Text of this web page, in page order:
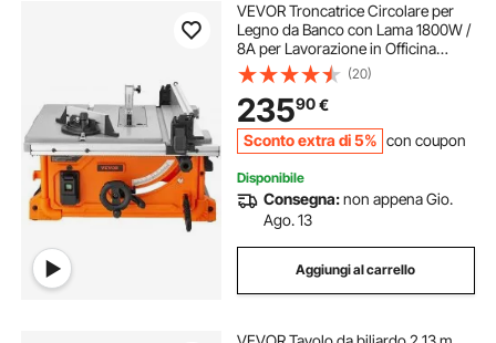
VEVOR Troncatrice Circolare per
Legno da Banco con Lama 1800W /
8A per Lavorazione in Officina
Garage, Troncatrice da Banco 4400
giri/min Angolo Taglio Regolabile
-60˚-+60˚ Capacità di strappo
62,5cm
(20)
23590€
Sconto extra di 5% con coupon
Disponibile
Consegna:non appena Gio.
Ago. 13
Aggiungi al carrello